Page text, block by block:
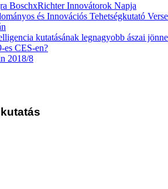
BoschxRichter Innovátorok Napja
és Innovációs Tehetségkutató
kutatásának legnagyobb ászai
es CES-en?
2018/8